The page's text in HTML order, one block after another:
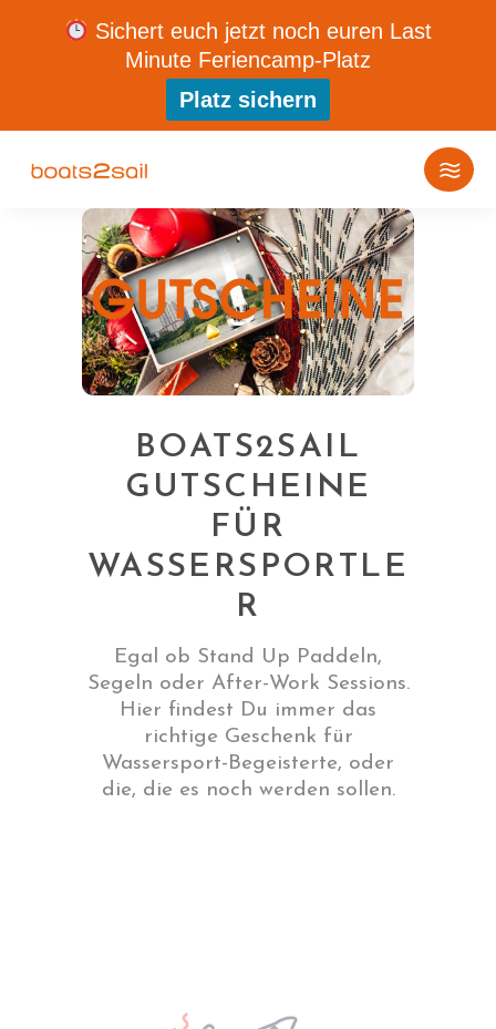
BOATS2SAIL
GUTSCHEINE
FÜR
WASSERSPORTLE
R
Egal ob Stand Up Paddeln,
Segeln oder After-Work Sessions.
Hier findest Du immer das
richtige Geschenk für
Wassersport-Begeisterte, oder
die, die es noch werden sollen.
Sichert euch jetzt noch euren Last
Minute Feriencamp-Platz
Platz sichern